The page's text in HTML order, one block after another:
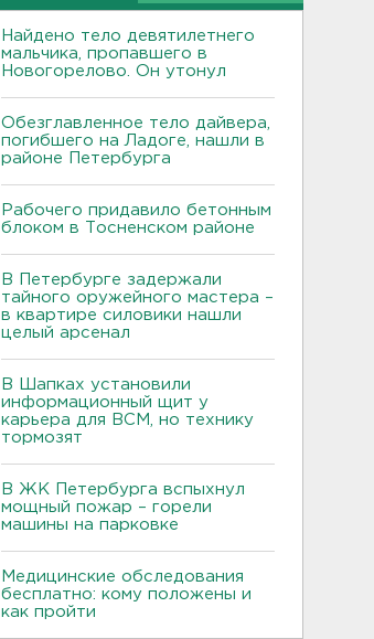
Найдено тело девятилетнего
мальчика, пропавшего в
Новогорелово. Он утонул
Обезглавленное тело дайвера,
погибшего на Ладоге, нашли в
районе Петербурга
Рабочего придавило бетонным
блоком в Тосненском районе
В Петербурге задержали
тайного оружейного мастера –
в квартире силовики нашли
целый арсенал
В Шапках установили
информационный щит у
карьера для ВСМ, но технику
тормозят
В ЖК Петербурга вспыхнул
мощный пожар – горели
машины на парковке
Медицинские обследования
бесплатно: кому положены и
как пройти